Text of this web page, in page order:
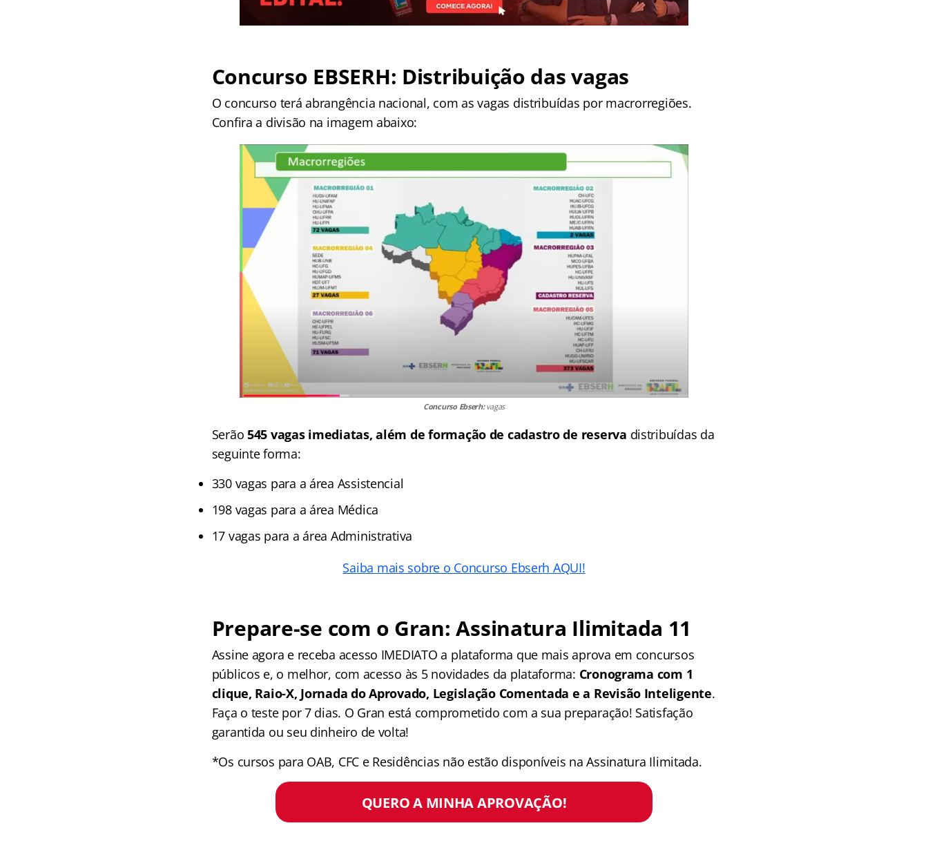
Concurso EBSERH: Distribuição das vagas
O concurso terá abrangência nacional, com as vagas distribuídas por macrorregiões.
Confira a divisão na imagem abaixo:
Concurso Ebserh:vagas
Serão 545 vagas imediatas, além de formação de cadastro de reserva distribuídas da
seguinte forma:
330 vagas para a área Assistencial
198 vagas para a área Médica
17 vagas para a área Administrativa
Saiba mais sobre o Concurso Ebserh AQUI!
Prepare-se com o Gran: Assinatura Ilimitada 11
Assine agora e receba acesso IMEDIATO a plataforma que mais aprova em concursos
públicos e, o melhor, com acesso às 5 novidades da plataforma: Cronograma com 1
clique, Raio-X, Jornada do Aprovado, Legislação Comentada e a Revisão Inteligente.
Faça o teste por 7 dias. O Gran está comprometido com a sua preparação! Satisfação
garantida ou seu dinheiro de volta!
*Os cursos para OAB, CFC e Residências não estão disponíveis na Assinatura Ilimitada.
QUERO A MINHA APROVAÇÃO!